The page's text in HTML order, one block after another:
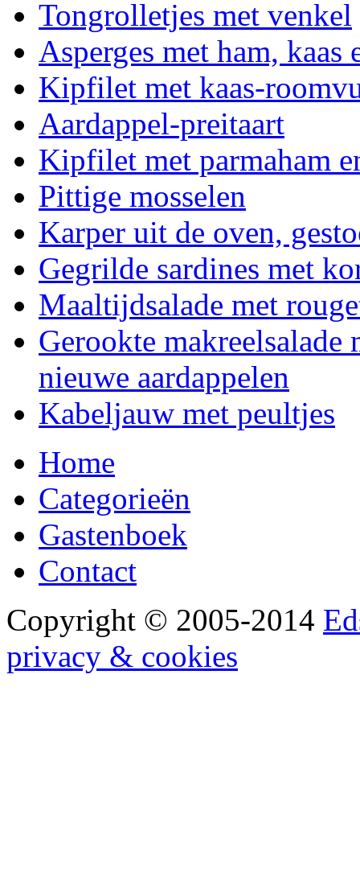
Tongrolletjes met venkel
Asperges met ham, kaas
Kipfilet met kaas-
Aardappel-preitaart
Kipfilet met parmaham
Pittige mosselen
Karper uit de oven,
Gegrilde sardines met
Maaltijdsalade met
Gerookte makreelsalade
nieuwe aardappelen
Kabeljauw met peultjes
Home
Categorieën
Gastenboek
Contact
Copyright © 2005-2014
privacy & cookies